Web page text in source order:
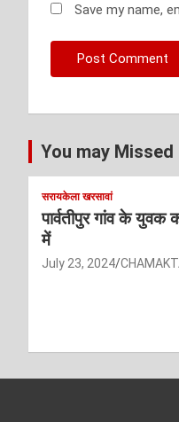
Save my name,
You may Missed
सरायकेला खरसावां
पार्वतीपुर गांव के युवक
में
July 23, 2024